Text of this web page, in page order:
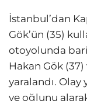
İstanbul’dan
Gök’ün (35)
otoyolunda
Hakan Gök
yaralandı.
ve oğlunu